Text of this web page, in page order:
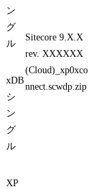
ン
グ
ル
Sitecore 9.X.X
rev. XXXXXX
(Cloud)_xp0xco
nnect.scwdp.zip
xDB
シ
ン
グ
ル
XP